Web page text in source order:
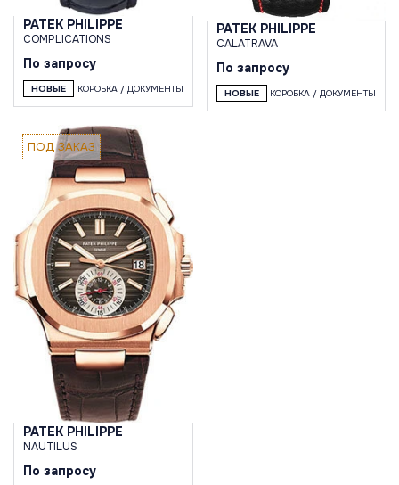
PATEK PHILIPPE
COMPLICATIONS
По запросу
НОВЫЕ КОРОБКА / ДОКУМЕНТЫ
PATEK PHILIPPE
CALATRAVA
По запросу
НОВЫЕ КОРОБКА / ДОКУМЕНТЫ
ПОД ЗАКАЗ
PATEK PHILIPPE
NAUTILUS
По запросу